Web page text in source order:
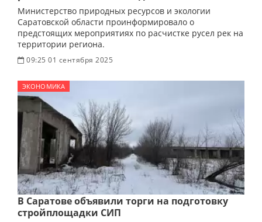
Министерство природных ресурсов и экологии
Саратовской области проинформировало о
предстоящих мероприятиях по расчистке русел рек на
территории региона.
09:25 01 сентября 2025
ЭКОНОМИКА
В Саратове объявили торги на подготовку
стройплощадки СИП